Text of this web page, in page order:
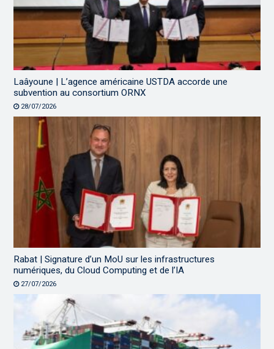
Laâyoune | L’agence américaine USTDA accorde une
subvention au consortium ORNX
28/07/2026
Rabat | Signature d’un MoU sur les infrastructures
numériques, du Cloud Computing et de l’IA
27/07/2026